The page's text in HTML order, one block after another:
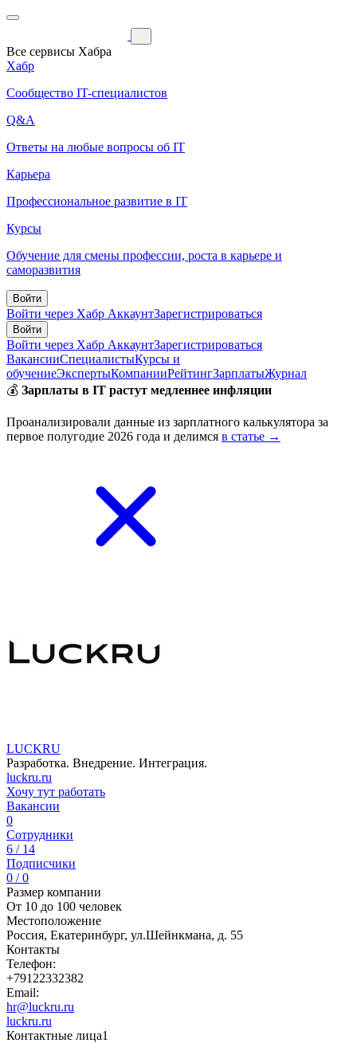
Все сервисы Хабра
Хабр
Сообщество IT-специалистов
Q&A
Ответы на любые вопросы об IT
Карьера
Профессиональное развитие в IT
Курсы
Обучение для смены профессии, роста в карьере и
саморазвития
Войти
Войти через Хабр АккаунтЗарегистрироваться
Войти
Войти через Хабр АккаунтЗарегистрироваться
ВакансииСпециалистыКурсы и
обучениеЭкспертыКомпанииРейтингЗарплатыЖурнал
💰 Зарплаты в IT растут медленнее инфляции
Проанализировали данные из зарплатного калькулятора за
первое полугодие 2026 года и делимся в статье →
LUCKRU
Разработка. Внедрение. Интеграция.
luckru.ru
Хочу тут работать
Вакансии
0
Сотрудники
6 / 14
Подписчики
0 / 0
Размер компании
От 10 до 100 человек
Местоположение
Россия, Екатеринбург, ул.Шейнкмана, д. 55
Контакты
Телефон:
+79122332382
Email:
hr@luckru.ru
luckru.ru
Контактные лица1